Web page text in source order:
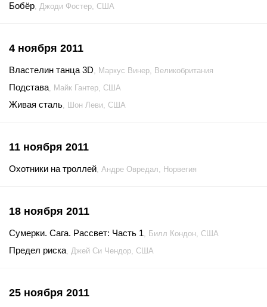
Бобёр, Джоди Фостер, США
4 ноября 2011
Властелин танца 3D, Маркус Винер, Великобритания
Подстава, Майк Гантер, США
Живая сталь, Шон Леви, США
11 ноября 2011
Охотники на троллей, Андре Овредал, Норвегия
18 ноября 2011
Сумерки. Сага. Рассвет: Часть 1, Билл Кондон, США
Предел риска, Джей Си Чендор, США
25 ноября 2011